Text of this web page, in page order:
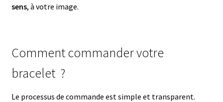
sens, à votre image.
Comment commander votre
bracelet ?
Le processus de commande est simple et transparent.